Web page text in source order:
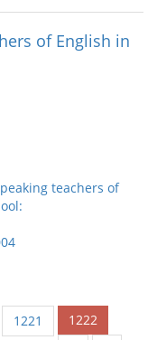
of English in
teachers of
1221
1222